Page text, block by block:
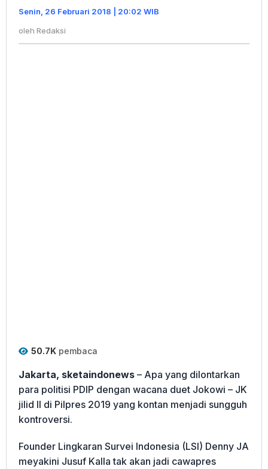
"King
Senin, 26 Februari 2018 | 20:02 WIB
oleh Redaksi
50.7K pembaca
Jakarta, sketaindonews – Apa yang dilontarkan
para politisi PDIP dengan wacana duet Jokowi – JK
jilid II di Pilpres 2019 yang kontan menjadi sungguh
kontroversi.
Founder Lingkaran Survei Indonesia (LSI) Denny JA
meyakini Jusuf Kalla tak akan jadi cawapres